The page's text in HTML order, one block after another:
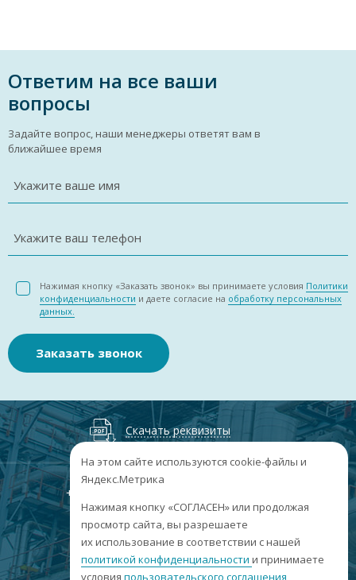
Ответим на все ваши
вопросы
Задайте вопрос, наши менеджеры ответят вам в
ближайшее время
Укажите ваше имя
Укажите ваш телефон
Нажимая кнопку «Заказать звонок» вы принимаете условия Политики
конфиденциальности и даете согласие на обработку персональных
данных.
Заказать звонок
Скачать реквизиты
+7
г. Барнаул, пр. Ленина, 158А, Н1/204
пн-пт: 09:00-17:00
сб-вс: выходные
На этом сайте используются cookie-файлы и
Яндекс.Метрика
Нажимая кнопку «СОГЛАСЕН» или продолжая
просмотр сайта, вы разрешаете
их использование в соответствии с нашей
политикой конфиденциальности и принимаете
условия пользовательского соглашения